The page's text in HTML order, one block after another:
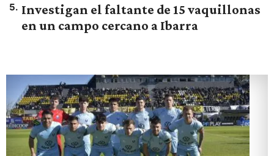
5. Investigan el faltante de 15 vaquillonas
en un campo cercano a Ibarra